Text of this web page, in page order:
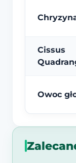
Cissus
Owoc